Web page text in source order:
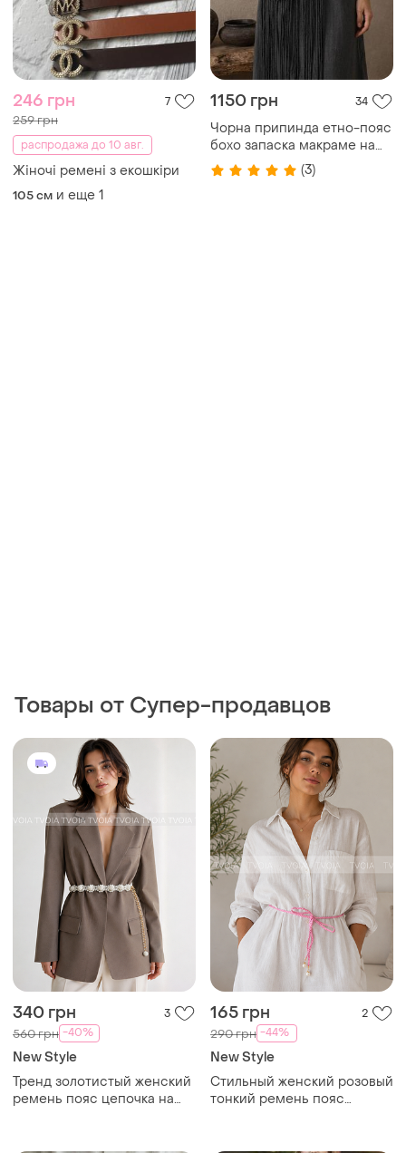
246 грн 7
259 грн
распродажа до 10 авг.
Жіночі ремені з екошкіри
105 см и еще 1
1150 грн 34
Чорна припинда етно-пояс
бохо запаска макраме на
пояс під вишиванку
(3)
Товары от Супер-продавцов
340 грн 3
560 грн -40%
New Style
Тренд золотистый женский
ремень пояс цепочка на
165 грн 2
290 грн -44%
New Style
Стильный женский розовый
тонкий ремень пояс